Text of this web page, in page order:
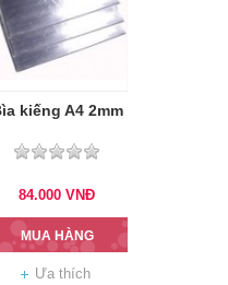
kiếng A4 2mm
84.000 VNĐ
MUA HÀNG
Ưa thích